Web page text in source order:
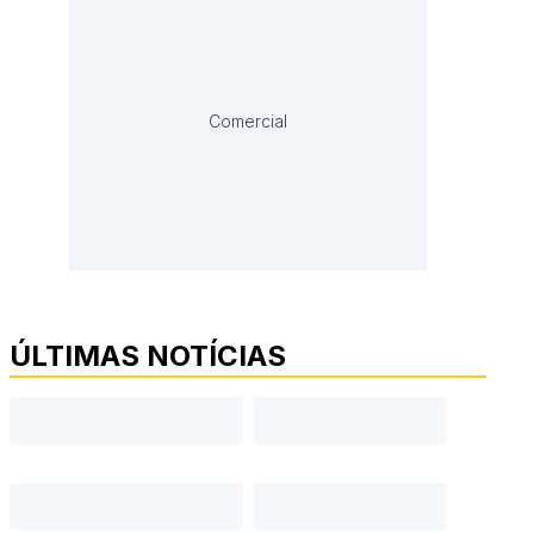
Comercial
ÚLTIMAS NOTÍCIAS